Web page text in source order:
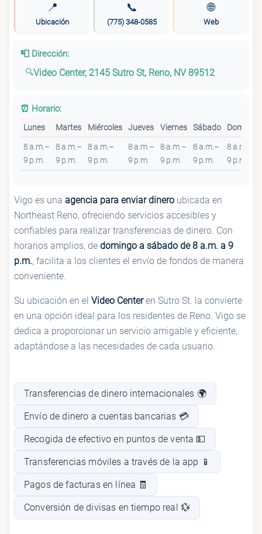
📍
Ubicación
📞
(775) 348-0585
🌐
Web
📮 Dirección:
Video Center, 2145 Sutro St, Reno, NV 89512
⏰ Horario:
Lunes Martes Miércoles Jueves Viernes Sábado Domingo
8 a.m.–
9 p.m.
8 a.m.–
9 p.m.
8 a.m.–
9 p.m.
8 a.m.–
9 p.m.
8 a.m.–
9 p.m.
8 a.m.–
9 p.m.
8 a.m.–
9 p.m.
Vigo es una agencia para enviar dinero ubicada en
Northeast Reno, ofreciendo servicios accesibles y
confiables para realizar transferencias de dinero. Con
horarios amplios, de domingo a sábado de 8 a.m. a 9
p.m., facilita a los clientes el envío de fondos de manera
conveniente.
Su ubicación en el Video Centeren Sutro St. la convierte
en una opción ideal para los residentes de Reno. Vigo se
dedica a proporcionar un servicio amigable y eficiente,
adaptándose a las necesidades de cada usuario.
Transferencias de dinero internacionales 🌍
Envío de dinero a cuentas bancarias 💳
Recogida de efectivo en puntos de venta 💵
Transferencias móviles a través de la app 📱
Pagos de facturas en línea 🧾
Conversión de divisas en tiempo real 💱